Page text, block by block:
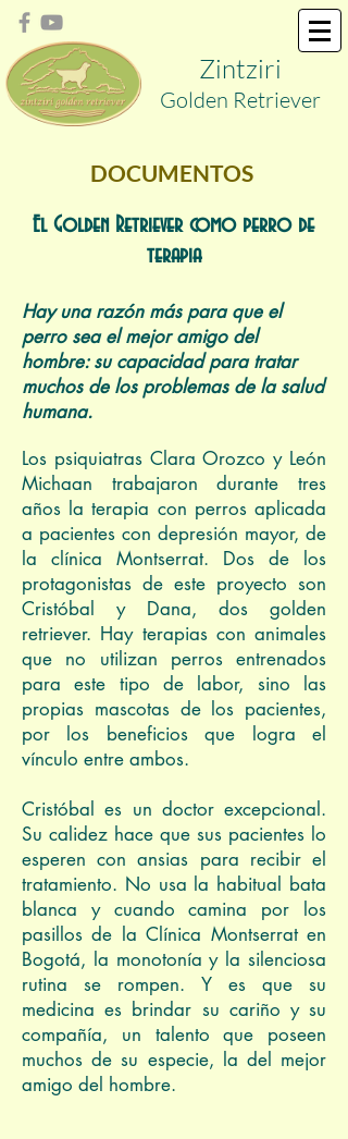
Zintziri
Golden Retriever
DOCUMENTOS
El Golden Retriever como perro de
terapia
Hay una razón más para que el
perro sea el mejor amigo del
hombre: su capacidad para tratar
muchos de los problemas de la salud
humana.
Los psiquiatras Clara Orozco y León
Michaan trabajaron durante tres
años la terapia con perros aplicada
a pacientes con depresión mayor, de
la clínica Montserrat. Dos de los
protagonistas de este proyecto son
Cristóbal y Dana, dos golden
retriever. Hay terapias con animales
que no utilizan perros entrenados
para este tipo de labor, sino las
propias mascotas de los pacientes,
por los beneficios que logra el
vínculo entre ambos.
Cristóbal es un doctor excepcional.
Su calidez hace que sus pacientes lo
esperen con ansias para recibir el
tratamiento. No usa la habitual bata
blanca y cuando camina por los
pasillos de la Clínica Montserrat en
Bogotá, la monotonía y la silenciosa
rutina se rompen. Y es que su
medicina es brindar su cariño y su
compañía, un talento que poseen
muchos de su especie, la del mejor
amigo del hombre.